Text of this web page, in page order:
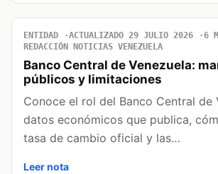
ENTIDAD ACTUALIZADO 29 JULIO 2026
6
REDACCIÓN NOTICIAS VENEZUELA
Banco Central de Venezuela:
públicos y limitaciones
Conoce el rol del Banco Central de
datos económicos que publica,
tasa de cambio oficial y las…
Leer nota